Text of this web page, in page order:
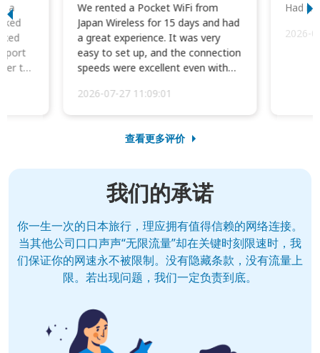
a
to
We rented a Pocket WiFi from
Japan Wireless for 15 days and had
a great experience. It was very
easy to set up, and the connection
speeds were excellent even with
2026-07-27 11:09:01
Had
2026-
查看更多评价
我们的承诺
你一生一次的日本旅行，理应拥有值得信赖的网络连接。
当其他公司口口声声“无限流量”却在关键时刻限速时，我
们保证你的网速永不被限制。没有隐藏条款，没有流量上
限。若出现问题，我们一定负责到底。